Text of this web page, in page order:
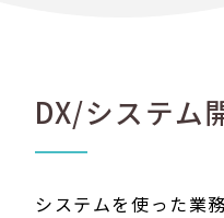
DX/システム
システムを使った業